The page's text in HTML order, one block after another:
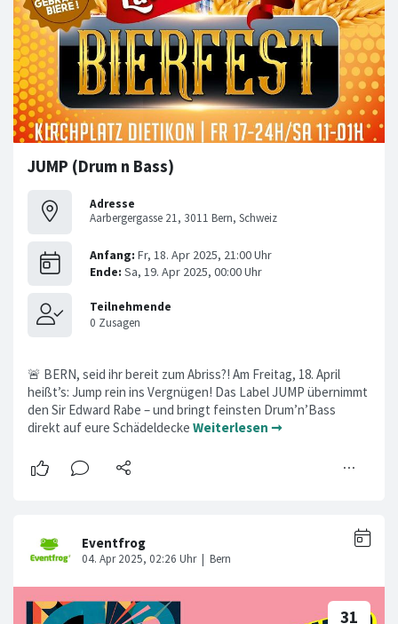
JUMP (Drum n Bass)
Adresse
Aarbergergasse 21, 3011 Bern, Schweiz
🚨 BERN, seid ihr bereit zum Abriss?! Am Freitag, 18. April
heißt’s: Jump rein ins Vergnügen! Das Label JUMP übernimmt
den Sir Edward Rabe – und bringt feinsten Drum’n’Bass
direkt auf eure Schädeldecke Weiterlesen ➞